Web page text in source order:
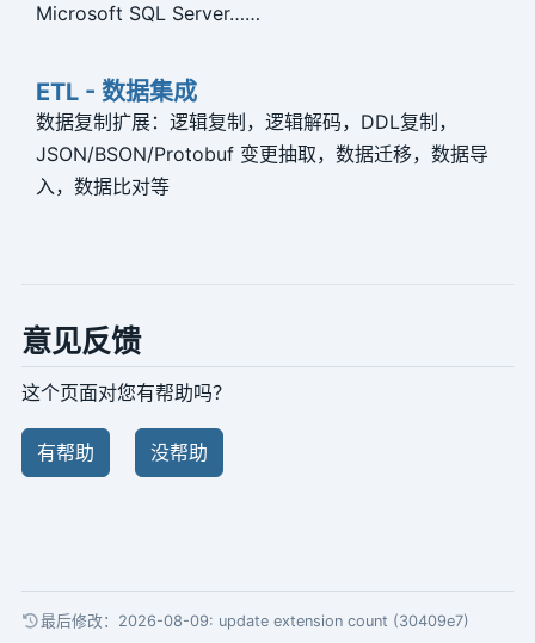
Microsoft SQL Server……
ETL - 数据集成
数据复制扩展：逻辑复制，逻辑解码，DDL复制，
JSON/BSON/Protobuf 变更抽取，数据迁移，数据导
入，数据比对等
意见反馈
这个页面对您有帮助吗？
有帮助 没帮助
最后修改：2026-08-09: update extension count (30409e7)